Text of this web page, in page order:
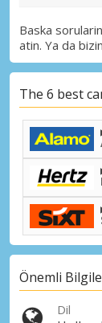
Baska
atin. Ya da
The 6 best
Önemli
Dil